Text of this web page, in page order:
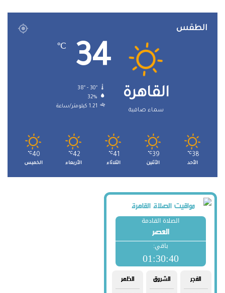
الطقس
القاهرة
سماء صافية
34
℃
38º - 30º
32%
1.21 كيلومتر/ساعة
38
℃
الأحد
39
℃
الأثنين
41
℃
الثلاثاء
42
℃
الأربعاء
40
℃
الخميس